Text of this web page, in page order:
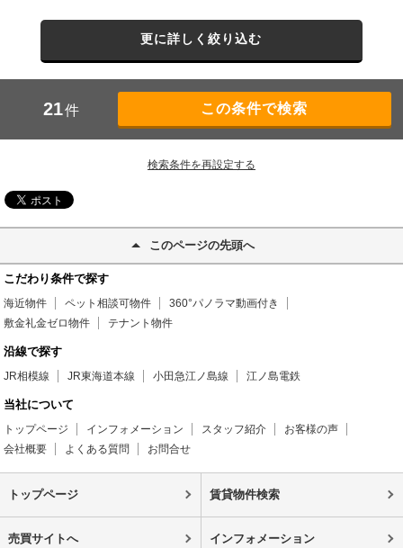
更に詳しく絞り込む
21件
検索条件を再設定する
このページの先頭へ
こだわり条件で探す
海近物件 ペット相談可物件
360°パノラマ動画付き
敷金礼金ゼロ物件
テナント物件
沿線で探す
JR相模線 JR東海道本線 小田急江ノ島線 江ノ島電鉄
当社について
トップページ インフォメーション スタッフ紹介
お客様の声
会社概要
よくある質問 お問合せ
トップページ 賃貸物件検索
売買サイトへ インフォメーション